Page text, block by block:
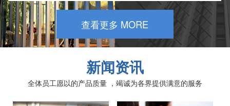
查看更多 MORE
新闻资讯
全体员工愿以的产品质量 ，竭诚为各界提供满意的服务